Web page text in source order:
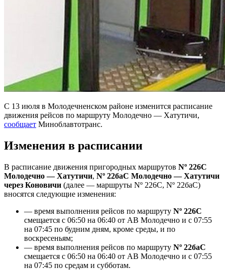
С 13 июля в Молодечненском районе изменится расписание
движения рейсов по маршруту Молодечно — Хатутичи,
сообщает Миноблавтотранс.
Изменения в расписании
В расписание движения пригородных маршрутов Nº 226C
Молодечно — Хатутичи, Nº 22баС Молодечно — Хатутичи
через Коновичи (далее — маршруты Nº 226C, Nº 22бaC)
вносятся следующие изменения:
— время выполнения рейсов по маршруту Nº 226C
смещается с 06:50 на 06:40 от АВ Молодечно и с 07:55
на 07:45 по будним дням, кроме среды, и по
воскресеньям;
— время выполнения рейсов по маршруту Nº 22баС
смещается с 06:50 на 06:40 от АВ Молодечно и с 07:55
на 07:45 по средам и субботам.